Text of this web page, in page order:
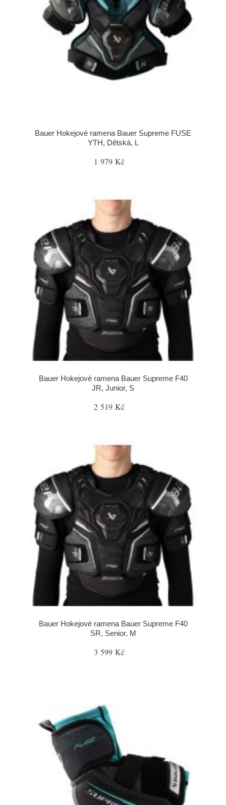
Bauer Hokejové ramena Bauer Supreme FUSE
YTH, Dětská, L
1 979 Kč
Bauer Hokejové ramena Bauer Supreme F40
JR, Junior, S
2 519 Kč
Bauer Hokejové ramena Bauer Supreme F40
SR, Senior, M
3 599 Kč